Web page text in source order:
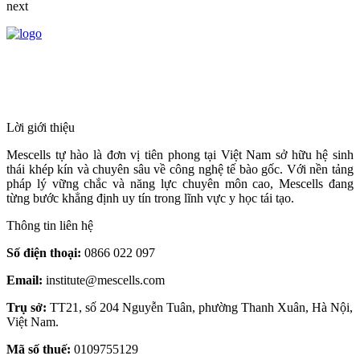
next
Lời giới thiệu
Mescells tự hào là đơn vị tiên phong tại Việt Nam sở hữu hệ sinh
thái khép kín và chuyên sâu về công nghệ tế bào gốc. Với nền tảng
pháp lý vững chắc và năng lực chuyên môn cao, Mescells đang
từng bước khẳng định uy tín trong lĩnh vực y học tái tạo.
Thông tin liên hệ
Số điện thoại: 0866 022 097
Email: institute@mescells.com
Trụ sở: TT21, số 204 Nguyễn Tuân, phường Thanh Xuân, Hà Nội,
Việt Nam.
Mã số thuế: 0109755129